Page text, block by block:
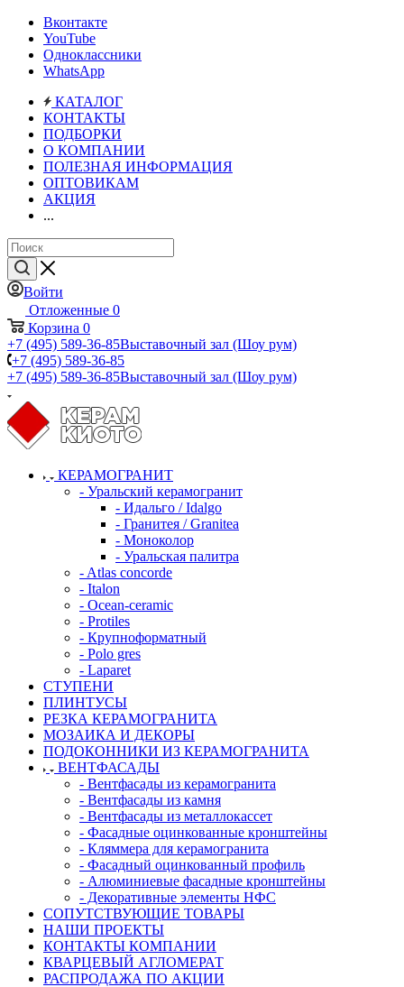
Вконтакте
YouTube
Одноклассники
WhatsApp
КАТАЛОГ
КОНТАКТЫ
ПОДБОРКИ
О КОМПАНИИ
ПОЛЕЗНАЯ ИНФОРМАЦИЯ
ОПТОВИКАМ
АКЦИЯ
...
Войти
Отложенные 0
Корзина 0
+7 (495) 589-36-85Выставочный зал (Шоу рум)
+7 (495) 589-36-85
+7 (495) 589-36-85Выставочный зал (Шоу рум)
КЕРАМОГРАНИТ
- Уральский керамогранит
- Идальго / Idalgo
- Гранитея / Granitea
- Моноколор
- Уральская палитра
- Atlas concorde
- Italon
- Ocean-ceramic
- Protiles
- Крупноформатный
- Polo gres
- Laparet
СТУПЕНИ
ПЛИНТУСЫ
РЕЗКА КЕРАМОГРАНИТА
МОЗАИКА И ДЕКОРЫ
ПОДОКОННИКИ ИЗ КЕРАМОГРАНИТА
ВЕНТФАСАДЫ
- Вентфасады из керамогранита
- Вентфасады из камня
- Вентфасады из металлокассет
- Фасадные оцинкованные кронштейны
- Кляммера для керамогранита
- Фасадный оцинкованный профиль
- Алюминиевые фасадные кронштейны
- Декоративные элементы НФС
СОПУТСТВУЮЩИЕ ТОВАРЫ
НАШИ ПРОЕКТЫ
КОНТАКТЫ КОМПАНИИ
КВАРЦЕВЫЙ АГЛОМЕРАТ
РАСПРОДАЖА ПО АКЦИИ